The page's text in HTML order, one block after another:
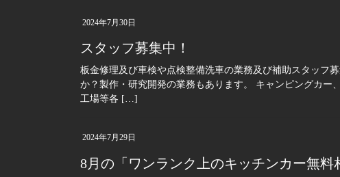
2024年7月30日
スタッフ募集中！
板金修理及び車検や点検整備洗車の業務及び補助スタッフ
か？製作・研究開発の業務もあります。 キャンピングカー
工場等各 […]
2024年7月29日
8月の「ワンランク上のキッチンカー無料